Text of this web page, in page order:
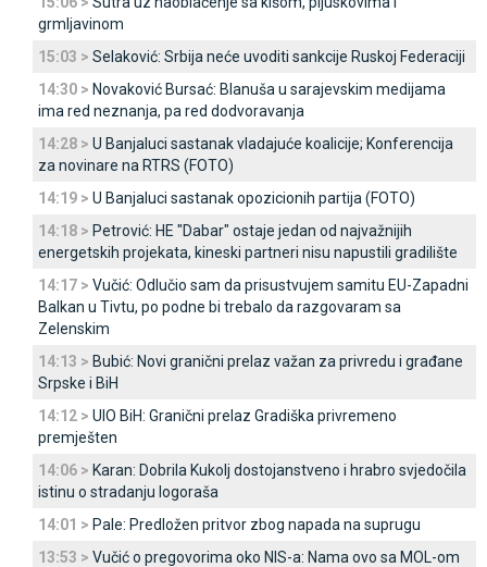
grmljavinom
15:03 > Selaković: Srbija neće uvoditi sankcije Ruskoj Federaciji
14:30 > Novaković Bursać: Blanuša u sarajevskim medijama
ima red neznanja, pa red dodvoravanja
14:28 > U Banjaluci sastanak vladajuće koalicije; Konferencija
za novinare na RTRS (FOTO)
14:19 > U Banjaluci sastanak opozicionih partija (FOTO)
14:18 > Petrović: HE "Dabar" ostaje jedan od najvažnijih
energetskih projekata, kineski partneri nisu napustili gradilište
14:17 > Vučić: Odlučio sam da prisustvujem samitu EU-Zapadni
Balkan u Tivtu, po podne bi trebalo da razgovaram sa
Zelenskim
14:13 > Bubić: Novi granični prelaz važan za privredu i građane
Srpske i BiH
14:12 > UIO BiH: Granični prelaz Gradiška privremeno
premješten
14:06 > Karan: Dobrila Kukolj dostojanstveno i hrabro svjedočila
istinu o stradanju logoraša
14:01 > Pale: Predložen pritvor zbog napada na suprugu
13:53 > Vučić o pregovorima oko NIS-a: Nama ovo sa MOL-om